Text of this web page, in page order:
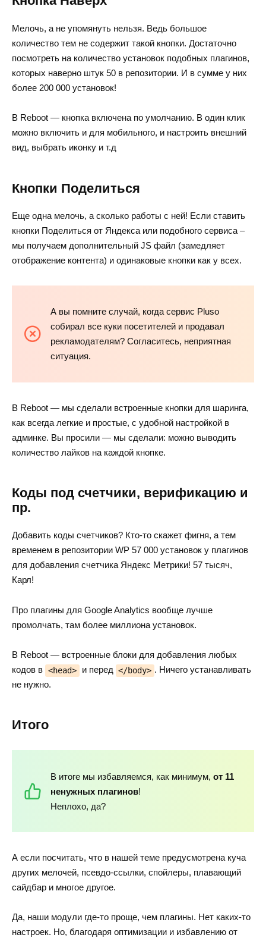
Мелочь, а не упомянуть нельзя. Ведь большое
количество тем не содержит такой кнопки. Достаточно
посмотреть на количество установок подобных плагинов,
которых наверно штук 50 в репозитории. И в сумме у них
более 200 000 установок!
В Reboot — кнопка включена по умолчанию. В один клик
можно включить и для мобильного, и настроить внешний
вид, выбрать иконку и т.д
Кнопки Поделиться
Еще одна мелочь, а сколько работы с ней! Если ставить
кнопки Поделиться от Яндекса или подобного сервиса –
мы получаем дополнительный JS файл (замедляет
отображение контента) и одинаковые кнопки как у всех.
А вы помните случай, когда сервис Pluso
собирал все куки посетителей и продавал
рекламодателям? Согласитесь, неприятная
ситуация.
В Reboot — мы сделали встроенные кнопки для шаринга,
как всегда легкие и простые, с удобной настройкой в
админке. Вы просили — мы сделали: можно выводить
количество лайков на каждой кнопке.
Коды под счетчики, верификацию и
пр.
Добавить коды счетчиков? Кто-то скажет фигня, а тем
временем в репозитории WP 57 000 установок у плагинов
для добавления счетчика Яндекс Метрики! 57 тысяч,
Карл!
Про плагины для Google Analytics вообще лучше
промолчать, там более миллиона установок.
В Reboot — встроенные блоки для добавления любых
кодов в <head> и перед </body> . Ничего устанавливать
не нужно.
Итого
В итоге мы избавляемся, как минимум, от 11
ненужных плагинов!
Неплохо, да?
А если посчитать, что в нашей теме предусмотрена куча
других мелочей, псевдо-ссылки, спойлеры, плавающий
сайдбар и многое другое.
Да, наши модули где-то проще, чем плагины. Нет каких-то
настроек. Но, благодаря оптимизации и избавлению от